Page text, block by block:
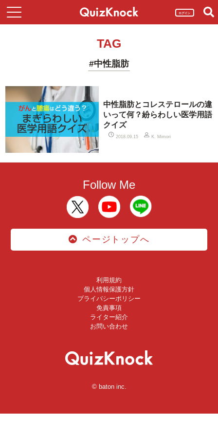
ログイン
TAG
#中性脂肪
中性脂肪とコレステロールの違
いって何？紛らわしい医学用語
クイズ
2018.09.15 K. Mimori
Follow Me
ページトップへ
利用規約
個人情報保護方針
プライバシーポリシー
免責事項
ライター紹介
お問い合わせ
© baton inc.